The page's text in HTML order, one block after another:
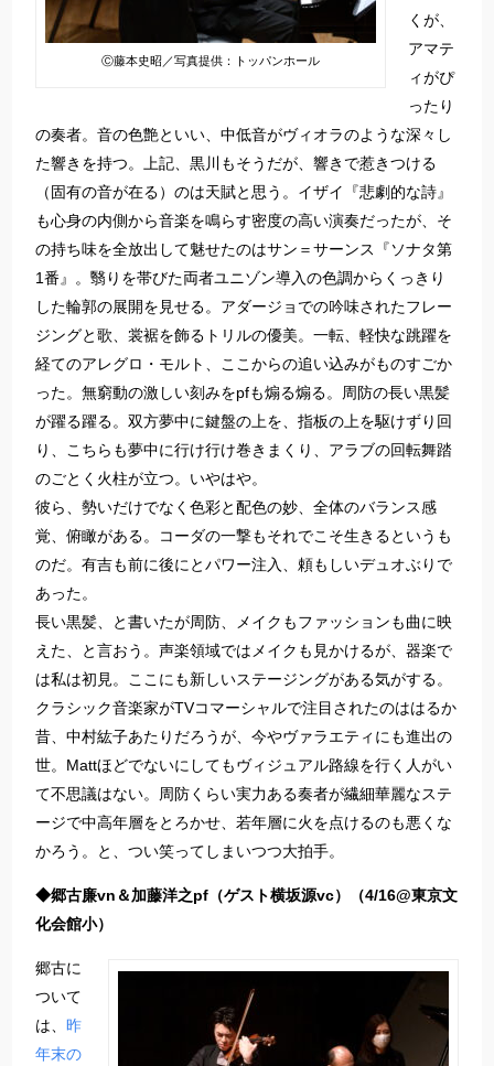
Ⓒ藤本史昭／写真提供：トッパンホール
くが、
アマテ
ィがぴ
ったり
の奏者。音の色艶といい、中低音がヴィオラのような深々し
た響きを持つ。上記、黒川もそうだが、響きで惹きつける
（固有の音が在る）のは天賦と思う。イザイ『悲劇的な詩』
も心身の内側から音楽を鳴らす密度の高い演奏だったが、そ
の持ち味を全放出して魅せたのはサン＝サーンス『ソナタ第
1番』。翳りを帯びた両者ユニゾン導入の色調からくっきり
した輪郭の展開を見せる。アダージョでの吟味されたフレー
ジングと歌、裳裾を飾るトリルの優美。一転、軽快な跳躍を
経てのアレグロ・モルト、ここからの追い込みがものすごか
った。無窮動の激しい刻みをpfも煽る煽る。周防の長い黒髪
が躍る躍る。双方夢中に鍵盤の上を、指板の上を駆けずり回
り、こちらも夢中に行け行け巻きまくり、アラブの回転舞踏
のごとく火柱が立つ。いやはや。
彼ら、勢いだけでなく色彩と配色の妙、全体のバランス感
覚、俯瞰がある。コーダの一撃もそれでこそ生きるというも
のだ。有吉も前に後にとパワー注入、頼もしいデュオぶりで
あった。
長い黒髪、と書いたが周防、メイクもファッションも曲に映
えた、と言おう。声楽領域ではメイクも見かけるが、器楽で
は私は初見。ここにも新しいステージングがある気がする。
クラシック音楽家がTVコマーシャルで注目されたのははるか
昔、中村紘子あたりだろうが、今やヴァラエティにも進出の
世。Mattほどでないにしてもヴィジュアル路線を行く人がい
て不思議はない。周防くらい実力ある奏者が繊細華麗なステ
ージで中高年層をとろかせ、若年層に火を点けるのも悪くな
かろう。と、つい笑ってしまいつつ大拍手。
◆郷古廉vn＆加藤洋之pf（ゲスト横坂源vc）（4/16@東京文
化会館小）
郷古に
ついて
は、 昨
年末の